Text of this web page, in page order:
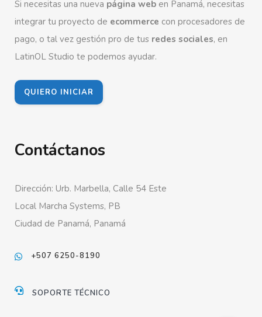
Si necesitas una nueva página web en Panamá, necesitas
integrar tu proyecto de ecommerce con procesadores de
pago, o tal vez gestión pro de tus redes sociales, en
LatinOL Studio te podemos ayudar.
QUIERO INICIAR
Contáctanos
Dirección: Urb. Marbella, Calle 54 Este
Local Marcha Systems, PB
Ciudad de Panamá, Panamá
+507 6250-8190
SOPORTE TÉCNICO